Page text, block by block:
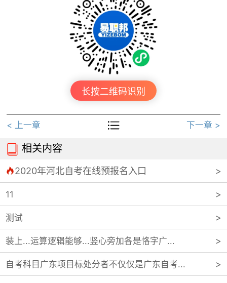
长按二维码识别
< 上一章  下一章 >
 相关内容
2020年河北自考在线预报名入口
11
测试
装上...运算逻辑能够...竖心旁加各是恪字广...
自考科目广东项目标处分者不仅仅是广东自考...